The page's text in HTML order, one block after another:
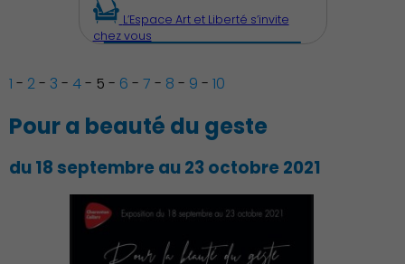
L’Espace Art et Liberté s’invite
chez vous
1 - 2- 3 - 4- 5 - 6 - 7 - 8 - 9 - 10
Pour a beauté du geste
du 18 septembre au 23 octobre 2021